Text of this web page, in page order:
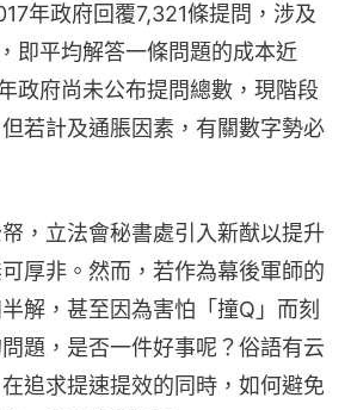
年政府回覆7,321條提問，涉及
即平均解答一條問題的成本近
政府尚未公布提問總數，現階段
若計及通脹因素，有關數字勢必
，立法會秘書處引入新猷以提升
厚非。然而，若作為幕後軍師的
解，甚至因為害怕「撞Q」而刻
題，是否一件好事呢？俗語有云
在追求提速提效的同時，如何避免